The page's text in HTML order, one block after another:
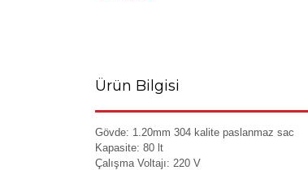
Ürün Bilgisi
Gövde: 1.20mm 304 kalite paslanmaz sac
Kapasite: 80 lt
Çalışma Voltajı: 220 V